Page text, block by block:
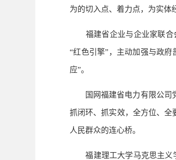
为的切入点、着力点，为实体
福建省企业与企业家联合会
“红色引擎”，主动加强与政
应”。
国网福建省电力有限公司党
抓闭环、抓实效，全方位、全
人民群众的连心桥。
福建理工大学马克思主义学